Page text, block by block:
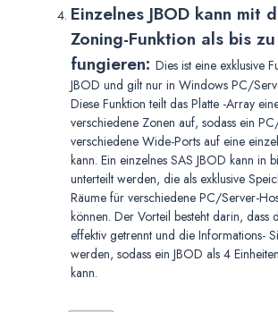
Einzelnes JBOD kann mit
Zoning-Funktion als bis
fungieren: Dies ist eine exklusive
JBOD und gilt nur in Windows PC/
Diese Funktion teilt das Platte -Array
verschiedene Zonen auf, sodass ein
verschiedene Wide-Ports auf eine
kann. Ein einzelnes SAS JBOD kann in
unterteilt werden, die als exklusive
Räume für verschiedene PC/Server-
können. Der Vorteil besteht darin, dass
effektiv getrennt und die Informations-
werden, sodass ein JBOD als 4
kann.